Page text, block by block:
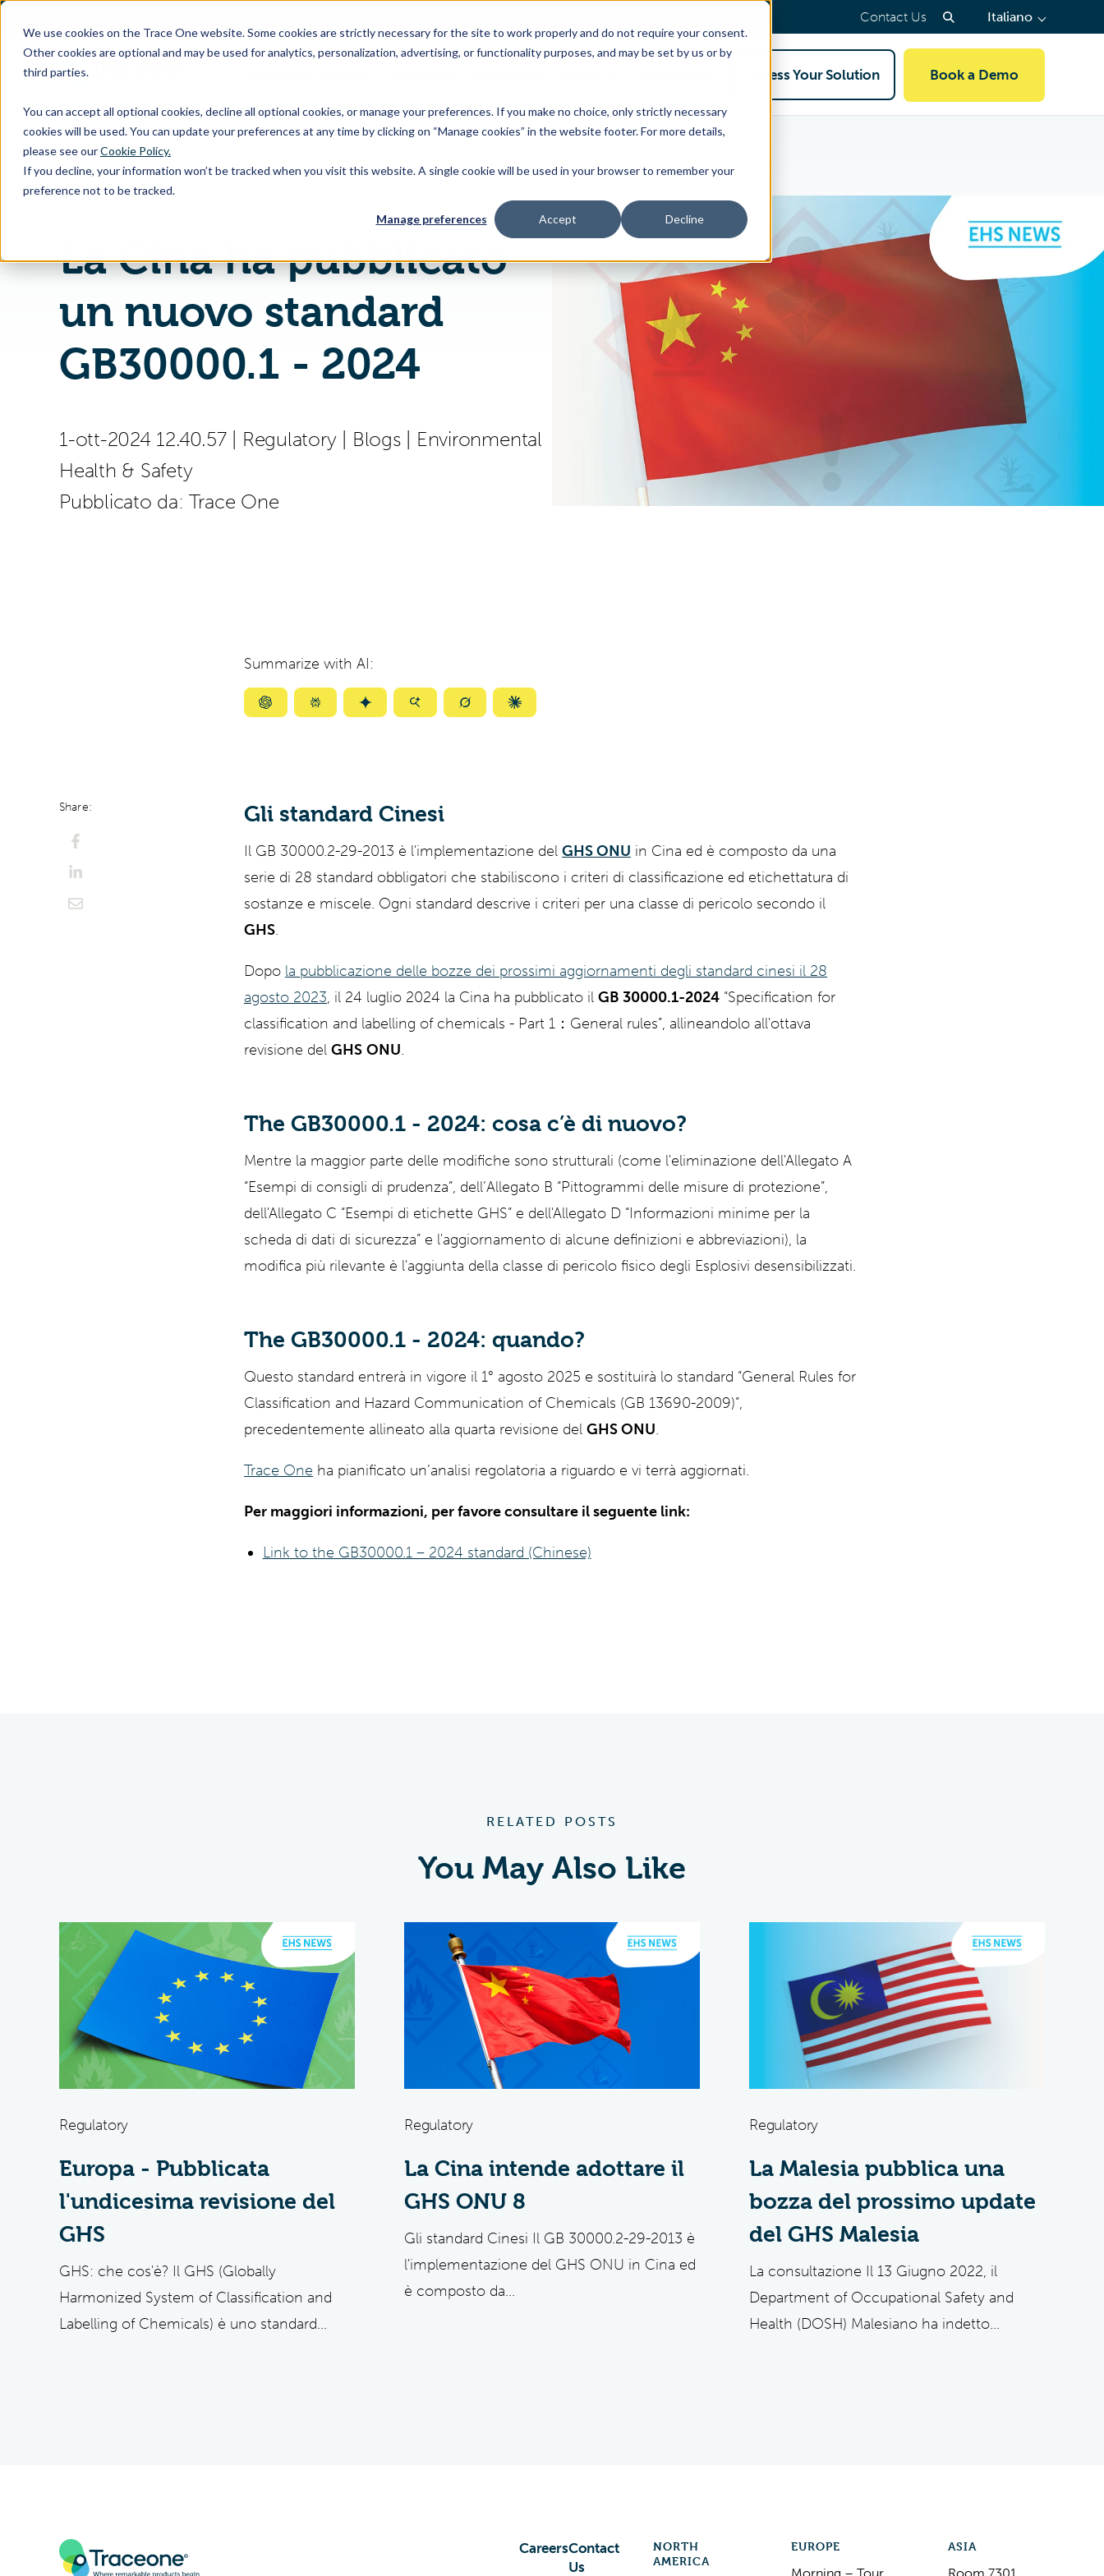
We use cookies on the Trace One website. Some cookies are strictly necessary for the site to work properly and do not require your consent.
Other cookies are optional and may be used for analytics, personalization, advertising, or functionality purposes, and may be set by us or by
third parties.
You can accept all optional cookies, decline all optional cookies, or manage your preferences. If you make no choice, only strictly necessary
cookies will be used. You can update your preferences at any time by clicking on “Manage cookies” in the website footer. For more details,
please see ourCookie Policy.
If you decline, your information won’t be tracked when you visit this website. A single cookie will be used in your browser to remember your
preference not to be tracked.
Manage preferences Accept Decline
SKIP
CONTENT
Contact Us Italiano(press
to
select
language)
for
&
children
children
for
children
for
Us
Access Your Solution Book a Demo
Pagina iniziale EHS Blog EN La Cina ha pubblicato un nuovo standard GB30000.1 - 2024
La Cina ha pubblicato
un nuovo standard
GB30000.1 - 2024
1-ott-2024 12.40.57 Regulatory| Blogs| Environmental
Health & Safety
Pubblicato da:Trace One
Summarize with AI:
SummarizeSummarizeSummarizeSummarizeSummarizeSummarize
Share: Gli standard Cinesi
Il GB 30000.2-29-2013 è l'implementazione del GHS ONU in Cina ed è composto da una
serie di 28 standard obbligatori che stabiliscono i criteri di classificazione ed etichettatura di
sostanze e miscele. Ogni standard descrive i criteri per una classe di pericolo secondo il
GHS.
Dopo la pubblicazione delle bozze dei prossimi aggiornamenti degli standard cinesi il 28
agosto 2023, il 24 luglio 2024 la Cina ha pubblicato il GB 30000.1-2024 “Specification for
classification and labelling of chemicals - Part 1：General rules”, allineandolo all'ottava
revisione del GHS ONU.
The GB30000.1 - 2024: cosa c’è di nuovo?
Mentre la maggior parte delle modifiche sono strutturali (come l'eliminazione dell'Allegato A
“Esempi di consigli di prudenza”, dell’Allegato B “Pittogrammi delle misure di protezione”,
dell'Allegato C “Esempi di etichette GHS” e dell'Allegato D “Informazioni minime per la
scheda di dati di sicurezza” e l'aggiornamento di alcune definizioni e abbreviazioni), la
modifica più rilevante è l'aggiunta della classe di pericolo fisico degli Esplosivi desensibilizzati.
The GB30000.1 - 2024: quando?
Questo standard entrerà in vigore il 1° agosto 2025 e sostituirà lo standard “General Rules for
Classification and Hazard Communication of Chemicals (GB 13690-2009)”,
precedentemente allineato alla quarta revisione del GHS ONU.
Trace One ha pianificato un’analisi regolatoria a riguardo e vi terrà aggiornati.
Per maggiori informazioni, per favore consultare il seguente link:
Link to the GB30000.1 – 2024 standard (Chinese)
RELATED POSTS
You May Also Like
Regulatory
Europa - Pubblicata
l'undicesima revisione del
GHS
GHS: che cos'è? Il GHS (Globally
Harmonized System of Classification and
Labelling of Chemicals) è uno standard...
Regulatory
La Cina intende adottare il
GHS ONU 8
Gli standard Cinesi Il GB 30000.2-29-2013 è
l'implementazione del GHS ONU in Cina ed
è composto da...
Regulatory
La Malesia pubblica una
bozza del prossimo update
del GHS Malesia
La consultazione Il 13 Giugno 2022, il
Department of Occupational Safety and
Health (DOSH) Malesiano ha indetto...
CareersContact
Us
NORTH
AMERICA
EUROPE
Morning – Tour
ASIA
Room 7301,